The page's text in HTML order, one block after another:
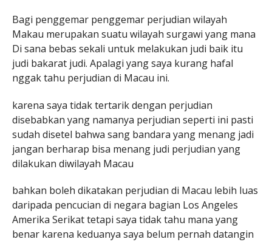
Bagi penggemar penggemar perjudian wilayah
Makau merupakan suatu wilayah surgawi yang mana
Di sana bebas sekali untuk melakukan judi baik itu
judi bakarat judi. Apalagi yang saya kurang hafal
nggak tahu perjudian di Macau ini.
karena saya tidak tertarik dengan perjudian
disebabkan yang namanya perjudian seperti ini pasti
sudah disetel bahwa sang bandara yang menang jadi
jangan berharap bisa menang judi perjudian yang
dilakukan diwilayah Macau
bahkan boleh dikatakan perjudian di Macau lebih luas
daripada pencucian di negara bagian Los Angeles
Amerika Serikat tetapi saya tidak tahu mana yang
benar karena keduanya saya belum pernah datangin